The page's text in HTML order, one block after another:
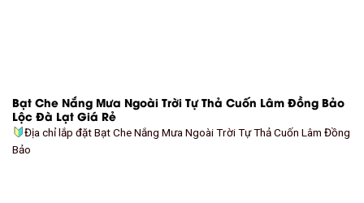
Bạt Che Nắng Mưa Ngoài Trời Tự Thả Cuốn Lâm Đồng Bảo
Lộc Đà Lạt Giá Rẻ
Địa chỉ lắp đặt Bạt Che Nắng Mưa Ngoài Trời Tự Thả Cuốn Lâm Đồng
Bảo